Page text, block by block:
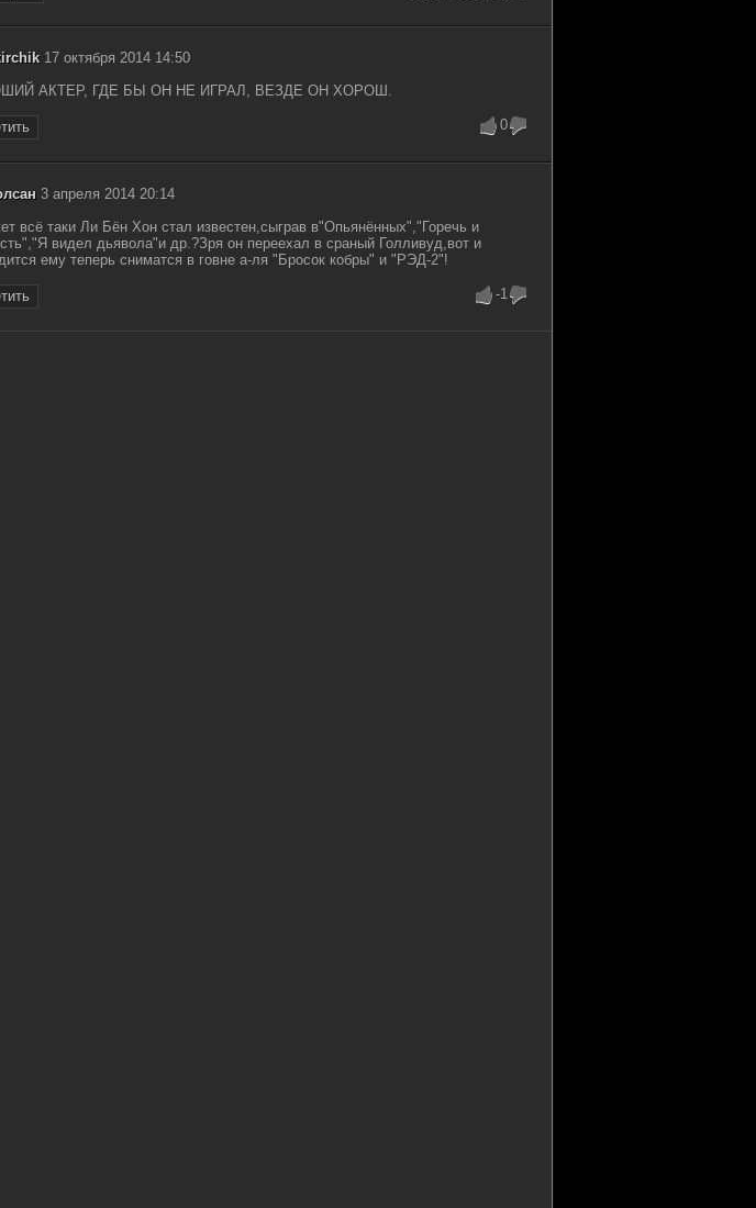
17 октября 2014 14:50
АКТЕР, ГДЕ БЫ ОН НЕ ИГРАЛ, ВЕЗДЕ ОН ХОРОШ.
0
3 апреля 2014 20:14
всё таки Ли Бён Хон стал известен,сыграв в"Опьянённых","Горечь и
видел дьявола"и др.?Зря он переехал в сраный Голливуд,вот и
ему теперь сниматся в говне а-ля "Бросок кобры" и "РЭД-2"!
-1